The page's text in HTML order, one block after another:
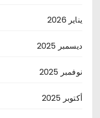
يناير 2026
ديسمبر 2025
نوفمبر 2025
أكتوبر 2025